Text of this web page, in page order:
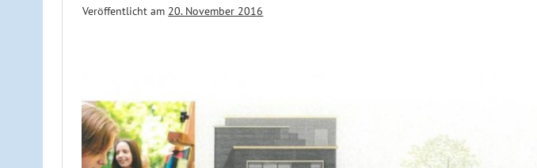
Veröffentlicht am 20. November 2016